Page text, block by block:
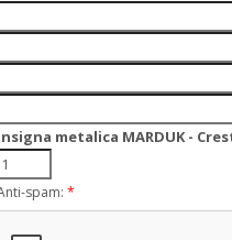
metalica MARDUK -
spam: *